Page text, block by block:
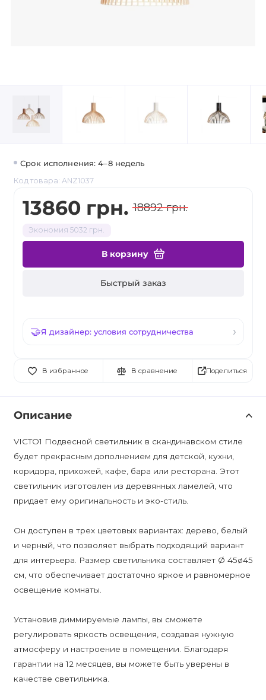
Срок исполнения: 4–8 недель
Код товара: ANZ1037
13860 грн. 18892 грн.
Экономия 5032 грн.
В корзину
Быстрый заказ
Я дизайнер: условия сотрудничества
В избранное В сравнение Поделиться
Описание
VICTO1 Подвесной светильник в скандинавском стиле
будет прекрасным дополнением для детской, кухни,
коридора, прихожей, кафе, бара или ресторана. Этот
светильник изготовлен из деревянных ламелей, что
придает ему оригинальность и эко-стиль.
Он доступен в трех цветовых вариантах: дерево, белый
и черный, что позволяет выбрать подходящий вариант
для интерьера. Размер светильника составляет Ø 45ø45
см, что обеспечивает достаточно яркое и равномерное
освещение комнаты.
Установив диммируемые лампы, вы сможете
регулировать яркость освещения, создавая нужную
атмосферу и настроение в помещении. Благодаря
гарантии на 12 месяцев, вы можете быть уверены в
качестве светильника.